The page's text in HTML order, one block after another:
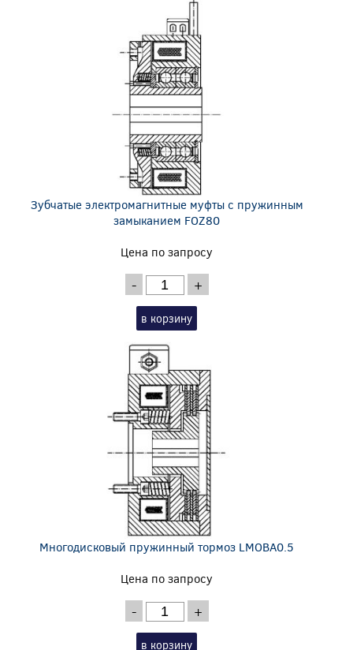
Зубчатые электромагнитные муфты с пружинным
замыканием FOZ80
Цена по запросу
- +
в корзину
Многодисковый пружинный тормоз LMOBA0.5
Цена по запросу
- +
в корзину